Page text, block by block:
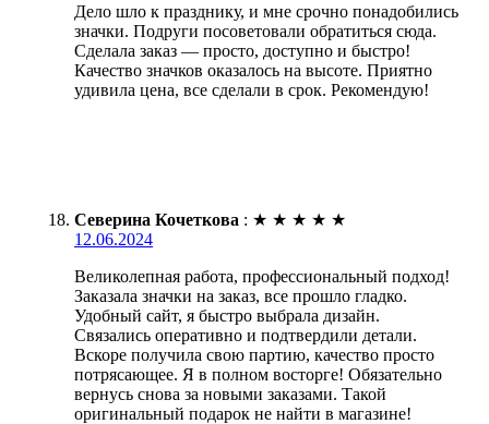
Дело шло к празднику, и мне срочно понадобились
значки. Подруги посоветовали обратиться сюда.
Сделала заказ — просто, доступно и быстро!
Качество значков оказалось на высоте. Приятно
удивила цена, все сделали в срок. Рекомендую!
Северина Кочеткова : ★ ★ ★ ★ ★
12.06.2024
Великолепная работа, профессиональный подход!
Заказала значки на заказ, все прошло гладко.
Удобный сайт, я быстро выбрала дизайн.
Связались оперативно и подтвердили детали.
Вскоре получила свою партию, качество просто
потрясающее. Я в полном восторге! Обязательно
вернусь снова за новыми заказами. Такой
оригинальный подарок не найти в магазине!